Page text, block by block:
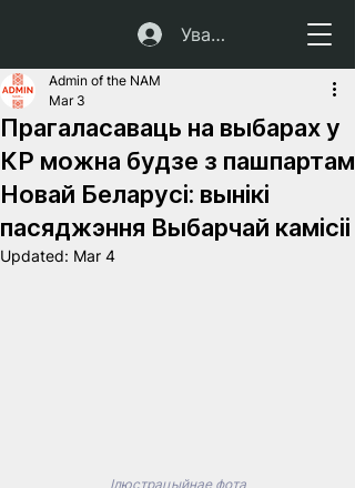
Увайсці
Прагаласаваць на выбарах у
КР можна будзе з пашпартам
Новай Беларусі: вынікі
пасяджэння Выбарчай камісіі
Admin of the NAM
Mar 3
Updated: Mar 4
Ілюстрацыйнае фота